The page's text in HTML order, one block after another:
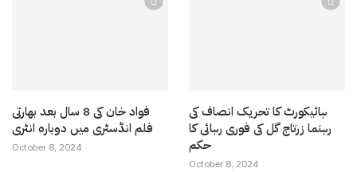
فواد خان کی 8 سال بعد بھارتی
فلم انڈسٹری میں دوبارہ انٹری
October 8, 2024
ہائیکورٹ کا تحریک انصاف کی
رہنما زرتاج گل کی فوری رہائی کا
حکم
October 8, 2024